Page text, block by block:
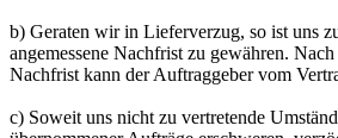
b) Geraten wir in Lieferverzug, so ist uns
angemessene Nachfrist zu gewähren.
Nachfrist kann der Auftraggeber vom
c) Soweit uns nicht zu vertretende